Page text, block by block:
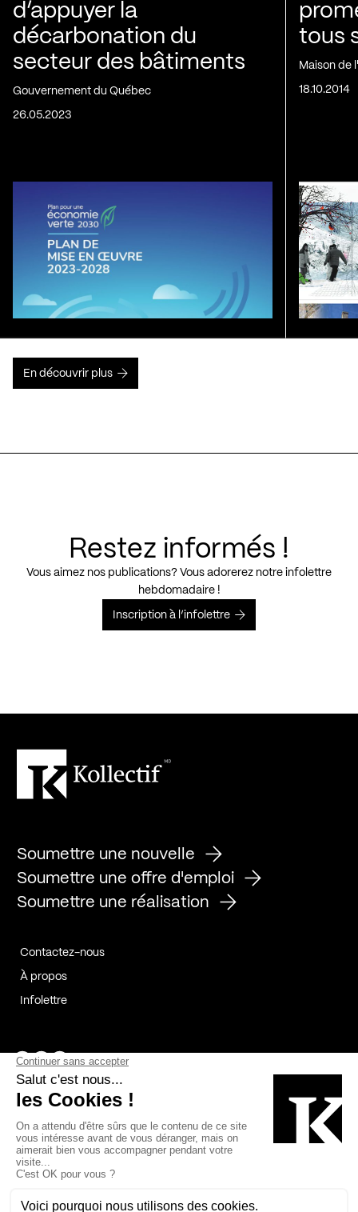
d’appuyer la
décarbonation du
secteur des bâtiments
Gouvernement du Québec
26.05.2023
tous
Maison de
18.10.2014
En découvrir plus
Restez informés !
Vous aimez nos publications? Vous adorerez notre infolettre
hebdomadaire !
Inscription à l’infolettre
Soumettre une nouvelle
Soumettre une offre d'emploi
Soumettre une réalisation
Contactez-nous
À propos
Infolettre
Page Facebook de Kollectif
Page Instagram de Kollectif
Page Linkedin de Kollectif
Bâtiment-Durable-Québec-1
Esquisses-1